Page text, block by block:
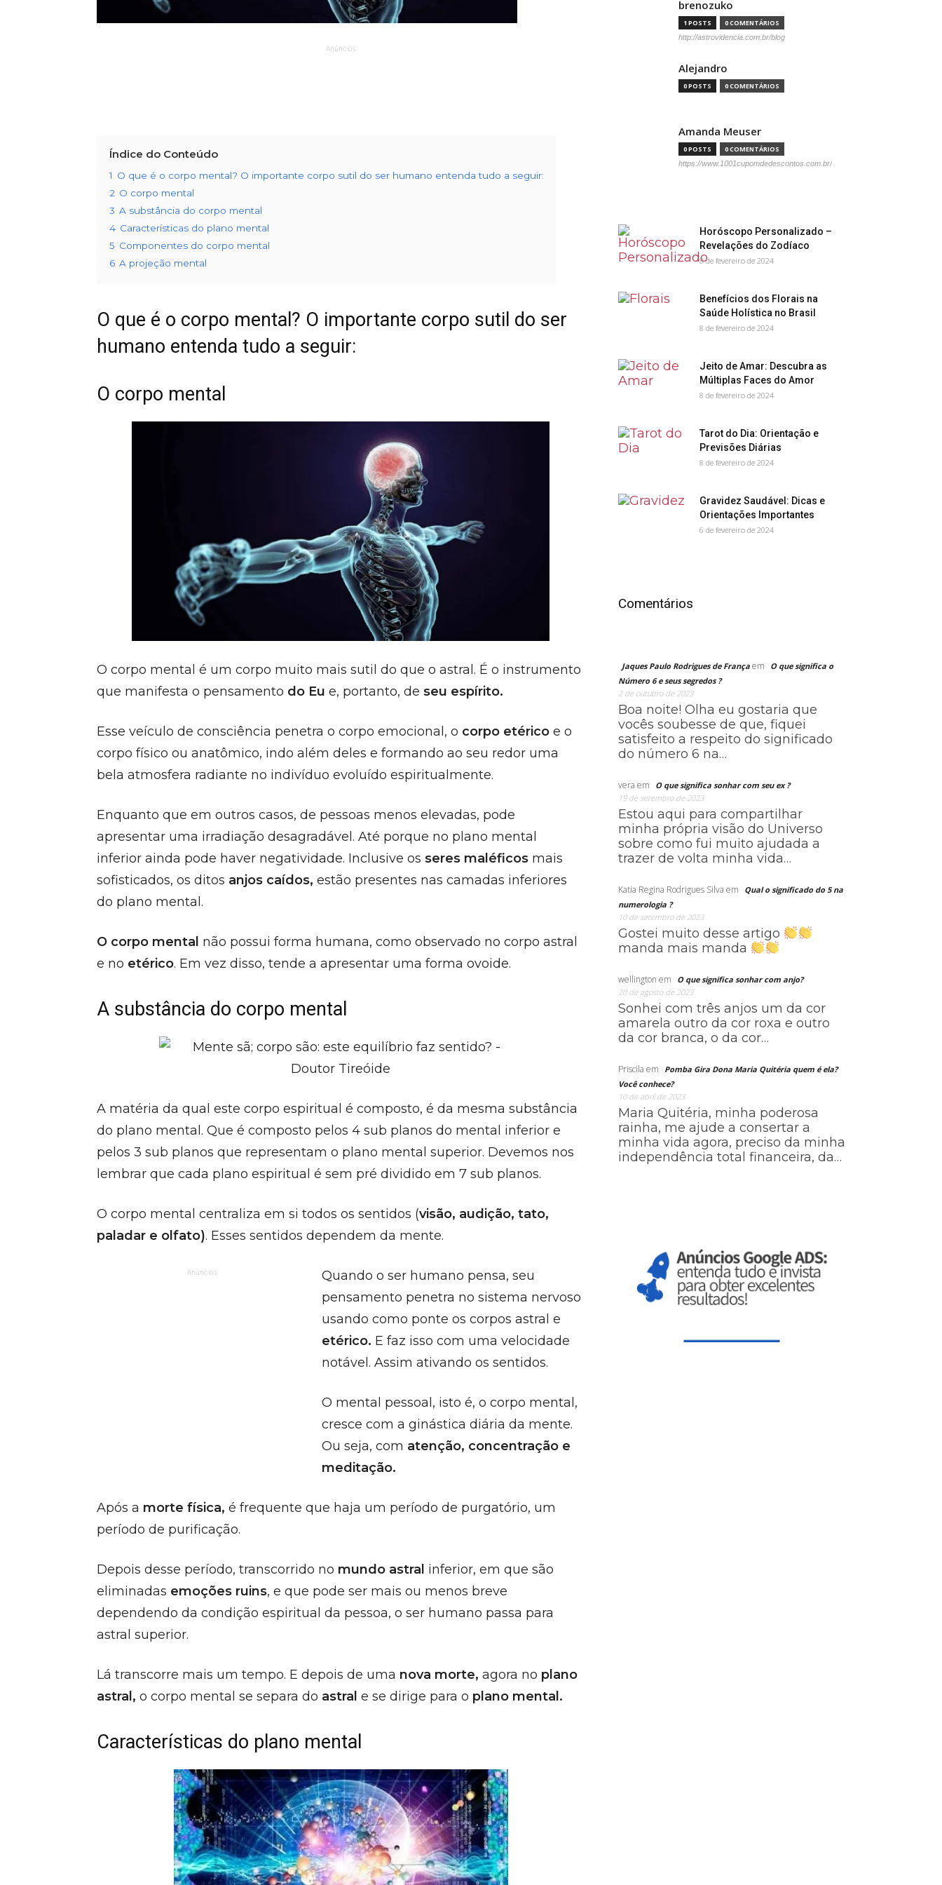
Anúncios
Índice do Conteúdo
1 O que é o corpo mental? O importante corpo sutil do ser humano entenda tudo a seguir:
2 O corpo mental
3 A substância do corpo mental
4 Características do plano mental
5 Componentes do corpo mental
6 A projeção mental
O que é o corpo mental? O importante corpo sutil do ser
humano entenda tudo a seguir:
O corpo mental
O corpo mental é um corpo muito mais sutil do que o astral. É o instrumento
que manifesta o pensamento do Eu e, portanto, de seu espírito.
Esse veículo de consciência penetra o corpo emocional, o corpo etérico e o
corpo físico ou anatômico, indo além deles e formando ao seu redor uma
bela atmosfera radiante no indivíduo evoluído espiritualmente.
Enquanto que em outros casos, de pessoas menos elevadas, pode
apresentar uma irradiação desagradável. Até porque no plano mental
inferior ainda pode haver negatividade. Inclusive os seres maléficos mais
sofisticados, os ditos anjos caídos, estão presentes nas camadas inferiores
do plano mental.
O corpo mental não possui forma humana, como observado no corpo astral
e no etérico. Em vez disso, tende a apresentar uma forma ovoide.
A substância do corpo mental
A matéria da qual este corpo espiritual é composto, é da mesma substância
do plano mental. Que é composto pelos 4 sub planos do mental inferior e
pelos 3 sub planos que representam o plano mental superior. Devemos nos
lembrar que cada plano espiritual é sem pré dividido em 7 sub planos.
O corpo mental centraliza em si todos os sentidos (visão, audição, tato,
paladar e olfato). Esses sentidos dependem da mente.
Anúncios
Quando o ser humano pensa, seu
pensamento penetra no sistema nervoso
usando como ponte os corpos astral e
etérico. E faz isso com uma velocidade
notável. Assim ativando os sentidos.
O mental pessoal, isto é, o corpo mental,
cresce com a ginástica diária da mente.
Ou seja, com atenção, concentração e
meditação.
Após a morte física, é frequente que haja um período de purgatório, um
período de purificação.
Depois desse período, transcorrido no mundo astral inferior, em que são
eliminadas emoções ruins, e que pode ser mais ou menos breve
dependendo da condição espiritual da pessoa, o ser humano passa para
astral superior.
Lá transcorre mais um tempo. E depois de uma nova morte, agora no plano
astral, o corpo mental se separa do astral e se dirige para o plano mental.
Características do plano mental
brenozuko
1 POSTS 0 COMENTÁRIOS
http://astrovidencia.com.br/blog
Alejandro
0 POSTS 0 COMENTÁRIOS
Amanda Meuser
0 POSTS 0 COMENTÁRIOS
https://www.1001cupomdedescontos.com.br/
Horóscopo Personalizado –
Revelações do Zodíaco
8 de fevereiro de 2024
Benefícios dos Florais na
Saúde Holística no Brasil
8 de fevereiro de 2024
Jeito de Amar: Descubra as
Múltiplas Faces do Amor
8 de fevereiro de 2024
Tarot do Dia: Orientação e
Previsões Diárias
8 de fevereiro de 2024
Gravidez Saudável: Dicas e
Orientações Importantes
6 de fevereiro de 2024
Comentários
Jaques Paulo Rodrigues de França em
O que significa o
Número 6 e seus segredos ?
2 de outubro de 2023
Boa noite! Olha eu gostaria que
vocês soubesse de que, fiquei
satisfeito a respeito do significado
do número 6 na…
vera em
O que significa sonhar com seu ex ?
19 de setembro de 2023
Estou aqui para compartilhar
minha própria visão do Universo
sobre como fui muito ajudada a
trazer de volta minha vida…
Katia Regina Rodrigues Silva em
Qual o significado do 5 na
numerologia ?
10 de setembro de 2023
Gostei muito desse artigo
manda mais manda
wellington em
O que significa sonhar com anjo?
20 de agosto de 2023
Sonhei com três anjos um da cor
amarela outro da cor roxa e outro
da cor branca, o da cor…
Priscila em
Pomba Gira Dona Maria Quitéria quem é ela?
Você conhece?
10 de abril de 2023
Maria Quitéria, minha poderosa
rainha, me ajude a consertar a
minha vida agora, preciso da minha
independência total financeira, da…